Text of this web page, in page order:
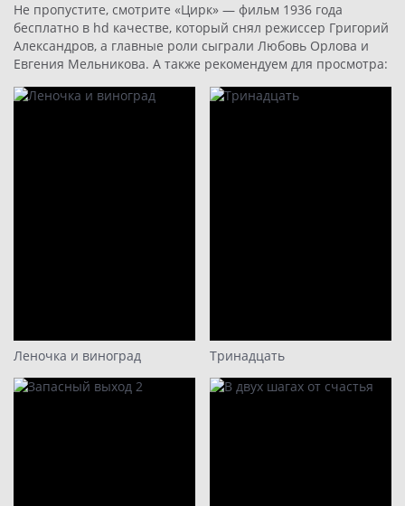
Не пропустите, смотрите «Цирк» — фильм 1936 года
бесплатно в hd качестве, который снял режиссер Григорий
Александров, а главные роли сыграли Любовь Орлова и
Евгения Мельникова. А также рекомендуем для просмотра:
Леночка и виноград Тринадцать